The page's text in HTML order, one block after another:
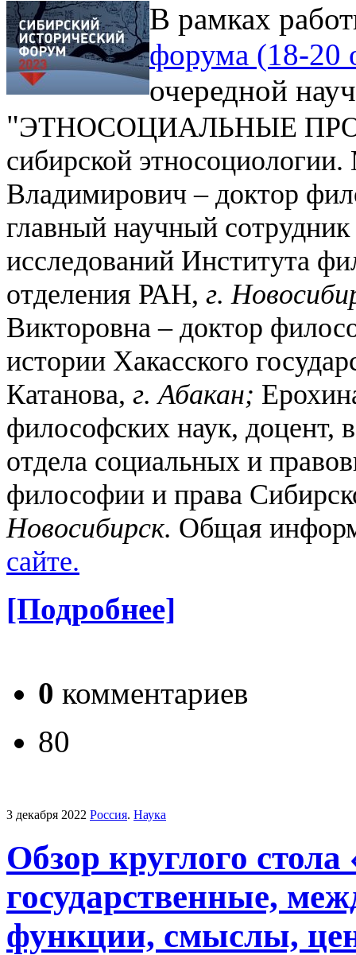
В рамках
форума (18-20
очередной
"ЭТНОСОЦИАЛЬНЫЕ
сибирской этносоциологии.
Владимирович – доктор
главный научный
исследований Института
отделения РАН, г.
Викторовна – доктор
истории Хакасского
Катанова, г. Абакан;
философских наук, доцент,
отдела социальных и
философии и права
Новосибирск. Общая
сайте.
[Подробнее]
0 комментариев
80
3 декабря 2022 Россия. Наука
Обзор круглого
государственные,
функции, смыслы,